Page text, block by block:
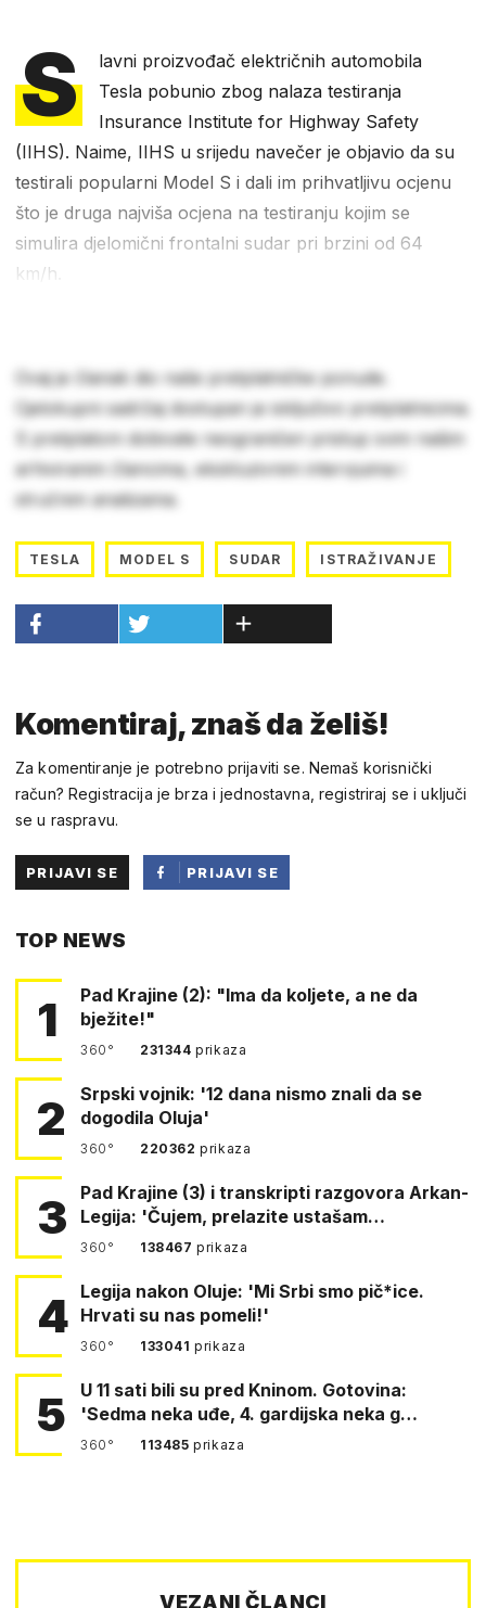
S
lavni proizvođač električnih automobila
Tesla pobunio zbog nalaza testiranja
Insurance Institute for Highway Safety
(IIHS). Naime, IIHS u srijedu navečer je objavio da su
testirali popularni Model S i dali im prihvatljivu ocjenu
što je druga najviša ocjena na testiranju kojim se
simulira djelomični frontalni sudar pri brzini od 64
km/h.
Ovaj je članak dio naše pretplatničke ponude.
Cjelokupni sadržaj dostupan je isključivo pretplatnicima.
S pretplatom dobivate neograničen pristup svim našim
arhiviranim člancima, ekskluzivnim intervjuima i
stručnim analizama.
TESLA MODEL S SUDAR ISTRAŽIVANJE
Komentiraj, znaš da želiš!
Za komentiranje je potrebno prijaviti se. Nemaš korisnički
račun? Registracija je brza i jednostavna, registriraj se i uključi
se u raspravu.
PRIJAVI SE
PRIJAVI SE
TOP NEWS
1
Pad Krajine (2): "Ima da koljete, a ne da
bježite!"
360° 231344prikaza
2
Srpski vojnik: '12 dana nismo znali da se
dogodila Oluja'
360° 220362prikaza
3
Pad Krajine (3) i transkripti razgovora Arkan-
Legija: 'Čujem, prelazite ustašam…
360° 138467prikaza
4 Legija nakon Oluje: 'Mi Srbi smo pič*ice.
Hrvati su nas pomeli!'
360° 133041prikaza
5
U 11 sati bili su pred Kninom. Gotovina:
'Sedma neka uđe, 4. gardijska neka g…
360° 113485prikaza
VEZANI ČLANCI